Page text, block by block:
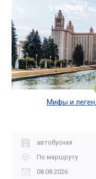
Мифы и
автобусная
По маршруту
08.08.2026